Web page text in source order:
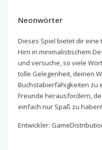
Neonwörter
Dieses Spiel bietet dir
Hirn in minimalistischem
und versuche, so viele
tolle Gelegenheit, deinen
Buchstabierfähigkeiten zu
Freunde herausfordern,
einfach nur Spaß zu haben!
Entwickler: